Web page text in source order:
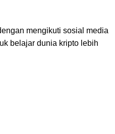
mengikuti sosial media
belajar dunia kripto lebih